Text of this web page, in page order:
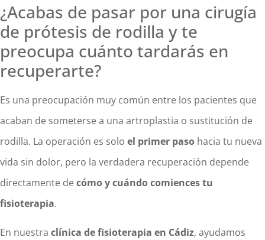
¿Acabas de pasar por una cirugía
de prótesis de rodilla y te
preocupa cuánto tardarás en
recuperarte?
Es una preocupación muy común entre los pacientes que
acaban de someterse a una artroplastia o sustitución de
rodilla. La operación es solo el primer paso hacia tu nueva
vida sin dolor, pero la verdadera recuperación depende
directamente decómo y cuándo comiences tu
fisioterapia.
En nuestra clínica de fisioterapia en Cádiz, ayudamos